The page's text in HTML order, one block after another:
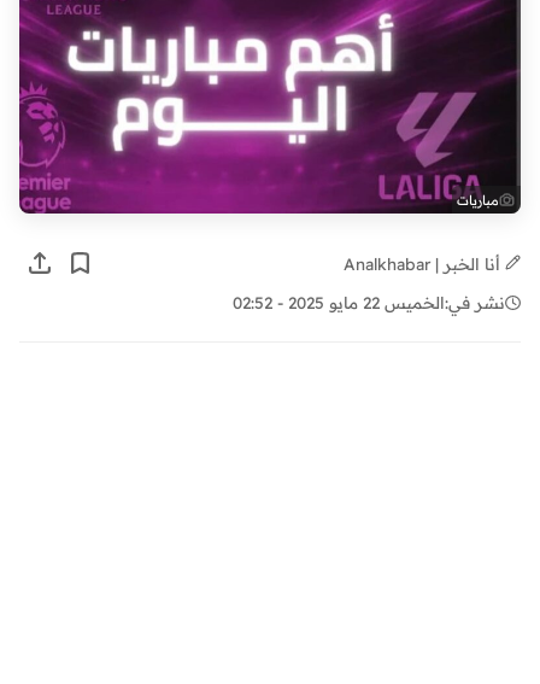
مباريات
أنا الخبر | Analkhabar
نشر في:الخميس 22 مايو 2025 - 02:52